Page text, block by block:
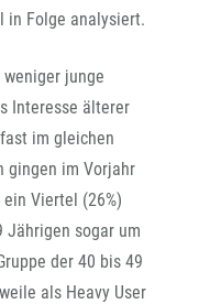
in Folge analysiert.
junge
Interesse älterer
im gleichen
gingen im Vorjahr
Viertel (26%)
Jährigen sogar um
der 40 bis 49
als Heavy User